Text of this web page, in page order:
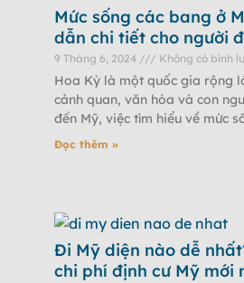
Mức sống các bang ở
dẫn chi tiết cho người
9 Tháng 6, 2024 Không có bình
Hoa Kỳ là một quốc gia rộng
cảnh quan, văn hóa và con
đến Mỹ, việc tìm hiểu về mức
Đọc thêm »
Đi Mỹ diện nào dễ
chi phí định cư Mỹ mới